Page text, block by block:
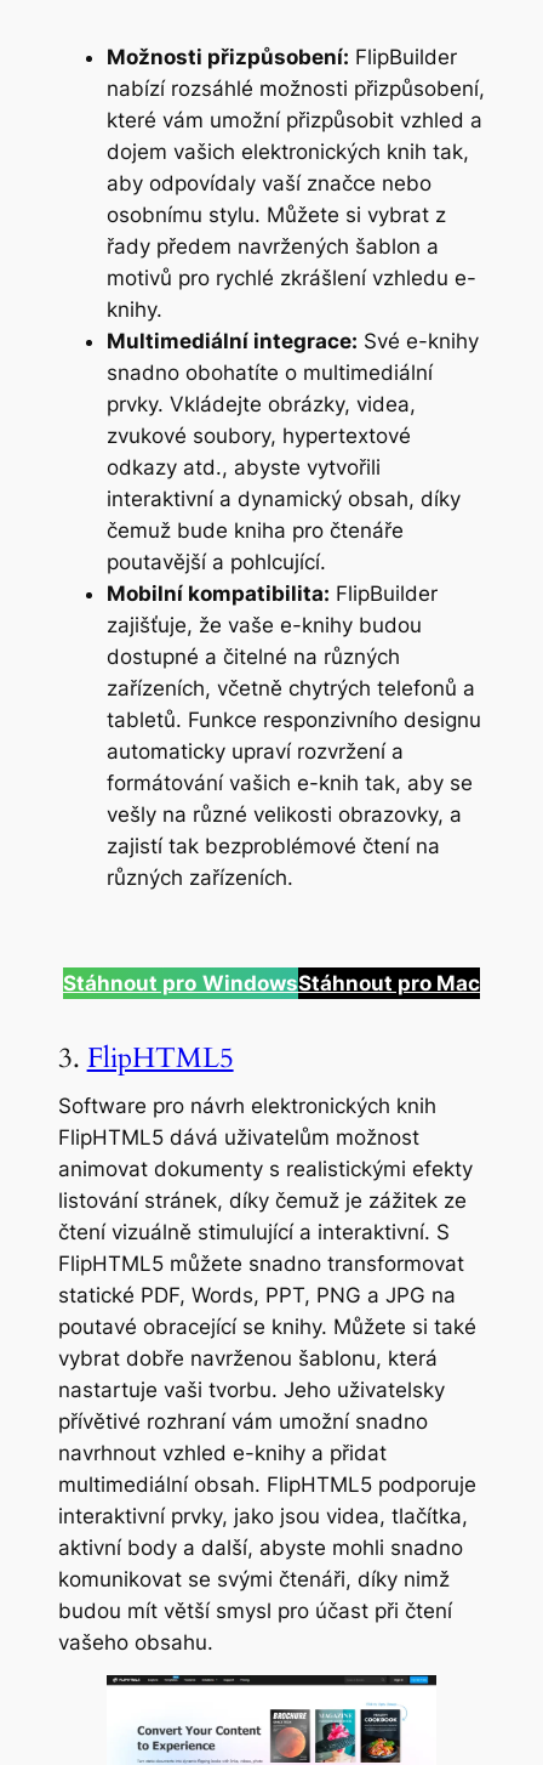
Možnosti přizpůsobení: FlipBuilder
nabízí rozsáhlé možnosti přizpůsobení,
které vám umožní přizpůsobit vzhled a
dojem vašich elektronických knih tak,
aby odpovídaly vaší značce nebo
osobnímu stylu. Můžete si vybrat z
řady předem navržených šablon a
motivů pro rychlé zkrášlení vzhledu e-
knihy.
Multimediální integrace: Své e-knihy
snadno obohatíte o multimediální
prvky. Vkládejte obrázky, videa,
zvukové soubory, hypertextové
odkazy atd., abyste vytvořili
interaktivní a dynamický obsah, díky
čemuž bude kniha pro čtenáře
poutavější a pohlcující.
Mobilní kompatibilita: FlipBuilder
zajišťuje, že vaše e-knihy budou
dostupné a čitelné na různých
zařízeních, včetně chytrých telefonů a
tabletů. Funkce responzivního designu
automaticky upraví rozvržení a
formátování vašich e-knih tak, aby se
vešly na různé velikosti obrazovky, a
zajistí tak bezproblémové čtení na
různých zařízeních.
Stáhnout pro WindowsStáhnout pro Mac
3. FlipHTML5
Software pro návrh elektronických knih
FlipHTML5 dává uživatelům možnost
animovat dokumenty s realistickými efekty
listování stránek, díky čemuž je zážitek ze
čtení vizuálně stimulující a interaktivní. S
FlipHTML5 můžete snadno transformovat
statické PDF, Words, PPT, PNG a JPG na
poutavé obracející se knihy. Můžete si také
vybrat dobře navrženou šablonu, která
nastartuje vaši tvorbu. Jeho uživatelsky
přívětivé rozhraní vám umožní snadno
navrhnout vzhled e-knihy a přidat
multimediální obsah. FlipHTML5 podporuje
interaktivní prvky, jako jsou videa, tlačítka,
aktivní body a další, abyste mohli snadno
komunikovat se svými čtenáři, díky nimž
budou mít větší smysl pro účast při čtení
vašeho obsahu.